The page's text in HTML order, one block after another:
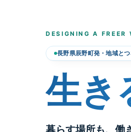
DESIGNING A FREER
長野県辰野町発・地域と
生き
暮らす場所も、働